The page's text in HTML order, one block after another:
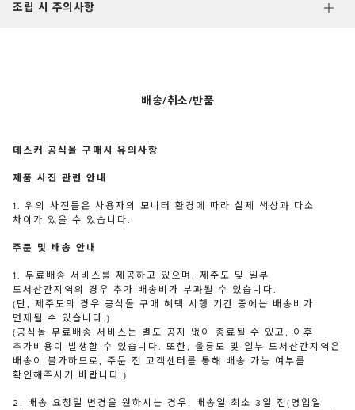
조립 시 주의사항
배송/취소/반품
데스커 공식몰 구매시 유의사항
제품 사진 관련 안내
1. 위의 사진들은 사용자의 모니터 환경에 따라 실제 색상과 다소
차이가 있을 수 있습니다.
주문 및 배송 안내
1. 무료배송 서비스를 제공하고 있으며, 제주도 및 일부
도서산간지역의 경우 추가 배송비가 부과될 수 있습니다.
(단, 제주도의 경우 공식몰 구매 혜택 시행 기간 중에는 배송비가
면제될 수 있습니다.)
(공식몰 무료배송 서비스는 별도 공지 없이 종료될 수 있고, 이후
추가비용이 발생할 수 있습니다. 또한, 울릉도 및 일부 도서산간지역은
배송이 불가하므로, 주문 전 고객센터를 통해 배송 가능 여부를
확인해주시기 바랍니다.)
2. 배송 요청일 변경을 원하시는 경우, 배송일 최소 3일 전(영업일